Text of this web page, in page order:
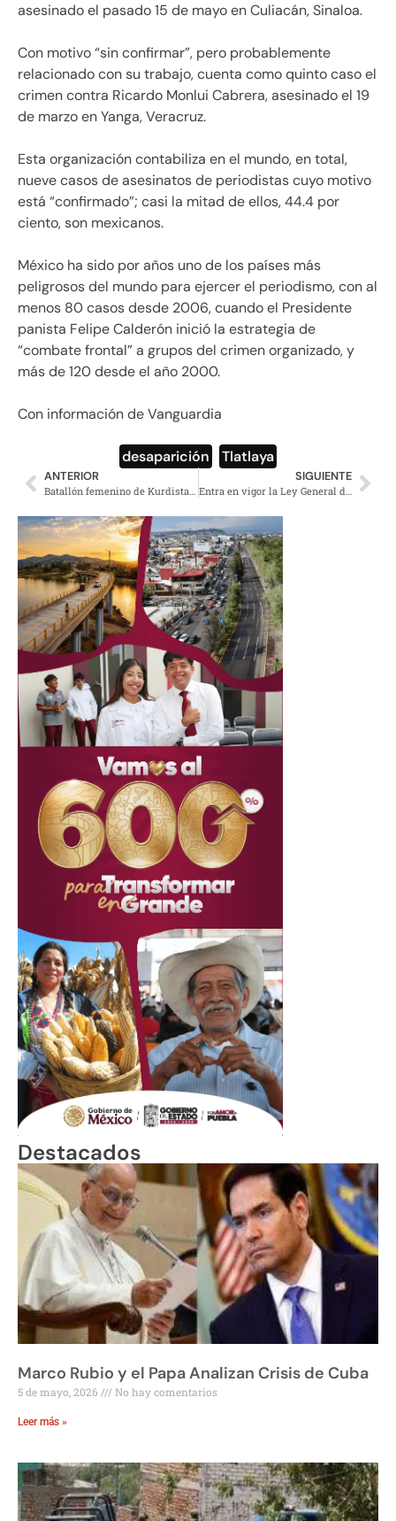
asesinado el pasado 15 de mayo en Culiacán, Sinaloa.
Con motivo “sin confirmar”, pero probablemente
relacionado con su trabajo, cuenta como quinto caso el
crimen contra Ricardo Monlui Cabrera, asesinado el 19
de marzo en Yanga, Veracruz.
Esta organización contabiliza en el mundo, en total,
nueve casos de asesinatos de periodistas cuyo motivo
está “confirmado”; casi la mitad de ellos, 44.4 por
ciento, son mexicanos.
México ha sido por años uno de los países más
peligrosos del mundo para ejercer el periodismo, con al
menos 80 casos desde 2006, cuando el Presidente
panista Felipe Calderón inició la estrategia de
“combate frontal” a grupos del crimen organizado, y
más de 120 desde el año 2000.
Con información de Vanguardia
desaparición Tlatlaya
ANTERIOR
Batallón femenino de Kurdistan envía una carta a la candidata indígena Marichuy
SIGUIENTE
Entra en vigor la Ley General de Cultura y Derechos Culturales
Destacados
Marco Rubio y el Papa Analizan Crisis de Cuba
5 de mayo, 2026 No hay comentarios
Leer más »